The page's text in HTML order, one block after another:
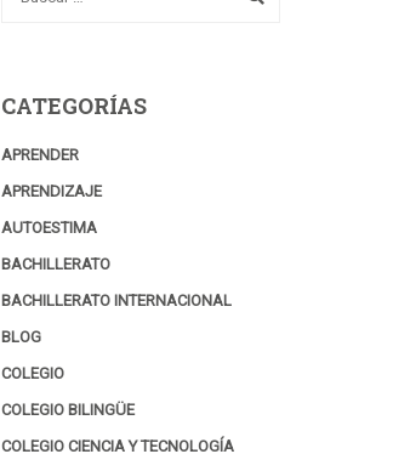
CATEGORÍAS
APRENDER
APRENDIZAJE
AUTOESTIMA
BACHILLERATO
BACHILLERATO INTERNACIONAL
BLOG
COLEGIO
COLEGIO BILINGÜE
COLEGIO CIENCIA Y TECNOLOGÍA